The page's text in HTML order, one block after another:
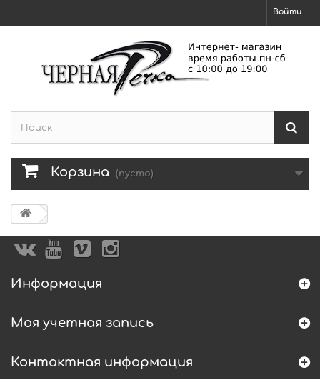
Войти
Корзина (пусто)
Информация
Моя учетная запись
Контактная информация